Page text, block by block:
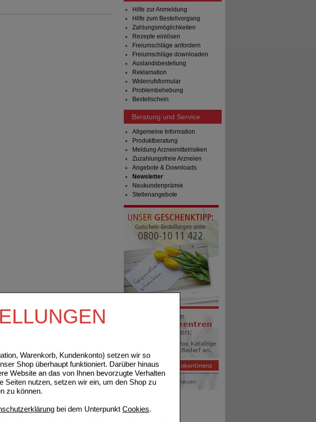
Warenkorb, Kundenkonto) setzen wir so
Shop überhaupt funktioniert. Darüber hinaus
Website an das von Ihnen bevorzugte Verhalten
Seiten nutzen, setzen wir ein, um den Shop zu
zu können.
bei dem Unterpunkt Cookies.
Hilfe zur Anmeldung
Hilfe zum Bestellvorgang
Zahlungsmöglichkeiten
Rezepte einlösen
Freiumschläge anfordern
Freiumschläge downloaden
Auslandsbestellung
Reklamation
Widerrufsformular
Problembehebung
Bestellschein
Beratung und Service
Allgemeine Information
Produktberatung
Meldung Arzneimittelrisiken
Zuzahlungsfreie Arzneien
Angebote & Downloads
Newsletter
Neukundenprämie
Stellenangebote